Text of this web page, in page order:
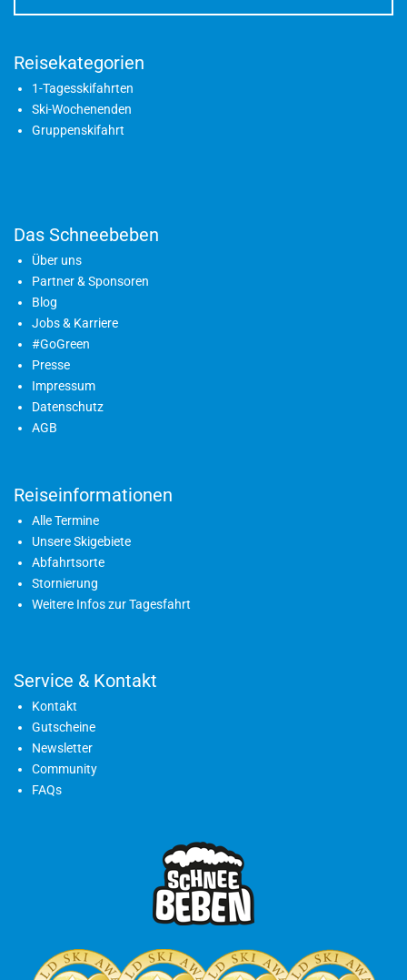
Reisekategorien
1-Tagesskifahrten
Ski-Wochenenden
Gruppenskifahrt
Das Schneebeben
Über uns
Partner & Sponsoren
Blog
Jobs & Karriere
#GoGreen
Presse
Impressum
Datenschutz
AGB
Reiseinformationen
Alle Termine
Unsere Skigebiete
Abfahrtsorte
Stornierung
Weitere Infos zur Tagesfahrt
Service & Kontakt
Kontakt
Gutscheine
Newsletter
Community
FAQs